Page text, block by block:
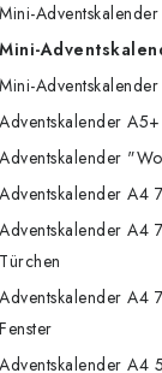
Mini-
Mini-
Mini-
Adventskalender
Adventskalender
Adventskalender A4
Adventskalender A4
Türchen
Adventskalender A4
Fenster
Adventskalender A4